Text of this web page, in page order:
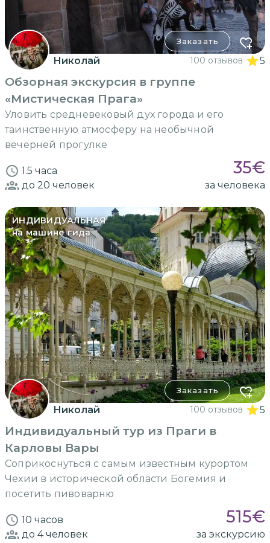
Заказать
Николай 100 отзывов 5
Обзорная экскурсия в группе
«Мистическая Прага»
Уловить средневековый дух города и его
таинственную атмосферу на необычной
вечерней прогулке
1.5 часа 35€
до 20 человек за человека
ИНДИВИДУАЛЬНАЯ
на машине гида
Заказать
Николай 100 отзывов 5
Индивидуальный тур из Праги в
Карловы Вары
Соприкоснуться с самым известным курортом
Чехии в исторической области Богемия и
посетить пивоварню
10 часов 515€
до 4человек за экскурсию